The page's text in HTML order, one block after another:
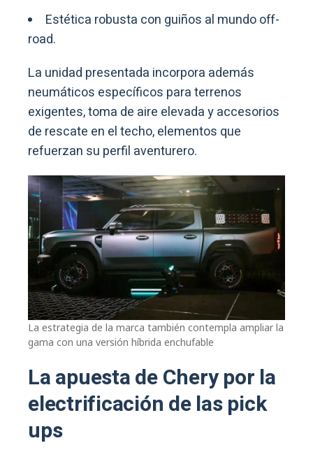
Estética robusta con guiños al mundo off-
road.
La unidad presentada incorpora además
neumáticos específicos para terrenos
exigentes, toma de aire elevada y accesorios
de rescate en el techo, elementos que
refuerzan su perfil aventurero.
La estrategia de la marca también contempla ampliar la
gama con una versión híbrida enchufable
La apuesta de Chery por la
electrificación de las pick
ups